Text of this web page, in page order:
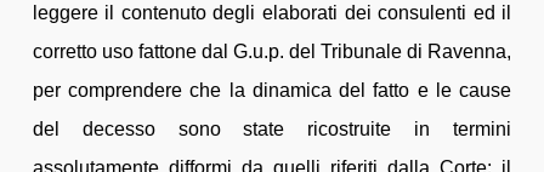
leggere il contenuto degli elaborati dei consulenti ed il
corretto uso fattone dal G.u.p. del Tribunale di Ravenna,
per comprendere che la dinamica del fatto e le cause
del decesso sono state ricostruite in termini
assolutamente difformi da quelli riferiti dalla Corte: il